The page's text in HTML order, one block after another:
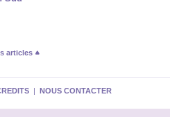
articles
| NOUS CONTACTER